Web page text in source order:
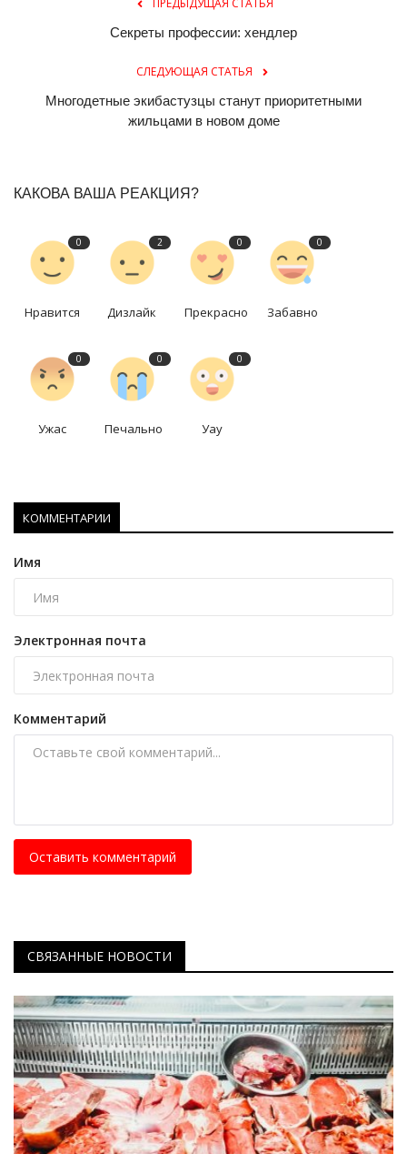
ПРЕДЫДУЩАЯ СТАТЬЯ
Секреты профессии: хендлер
СЛЕДУЮЩАЯ СТАТЬЯ
Многодетные экибастузцы станут приоритетными
жильцами в новом доме
КАКОВА ВАША РЕАКЦИЯ?
0
Нравится
2
Дизлайк
0
Прекрасно
0
Забавно
0
Ужас
0
Печально
0
Уау
КОММЕНТАРИИ
Имя
Электронная почта
Комментарий
Оставить комментарий
СВЯЗАННЫЕ НОВОСТИ